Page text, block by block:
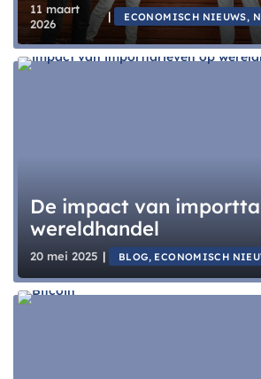
11 maart
2026
|
ECONOMISCH NIEUWS,
NIEUWS
De impact van
wereldhandel
20 mei 2025 | BLOG, ECONOMISCH